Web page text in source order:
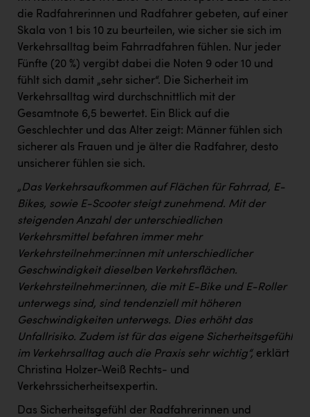
die Radfahrerinnen und Radfahrer gebeten, auf einer
Skala von 1 bis 10 zu beurteilen, wie sicher sie sich im
Verkehrsalltag beim Fahrradfahren fühlen. Nur jeder
Fünfte (20 %) vergibt dabei die Noten 9 oder 10 und
fühlt sich damit „sehr sicher“. Die Sicherheit im
Verkehrsalltag wird durchschnittlich mit der
Gesamtnote 6,5 bewertet. Ein Blick auf die
Geschlechter und das Alter zeigt: Männer fühlen sich
sicherer als Frauen und je älter die Radfahrer, desto
unsicherer fühlen sie sich.
„Das Verkehrsaufkommen auf Flächen für Fahrrad, E-
Bikes, sowie E-Scooter steigt zunehmend. Mit der
steigenden Anzahl der unterschiedlichen
Verkehrsmittel befahren immer mehr
Verkehrsteilnehmer:innen mit unterschiedlicher
Geschwindigkeit dieselben Verkehrsflächen.
Verkehrsteilnehmer:innen, die mit E-Bike und E-Roller
unterwegs sind, sind tendenziell mit höheren
Geschwindigkeiten unterwegs. Dies erhöht das
Unfallrisiko. Zudem ist für das eigene Sicherheitsgefühl
im Verkehrsalltag auch die Praxis sehr wichtig“, erklärt
Christina Holzer-Weiß Rechts- und
Verkehrssicherheitsexpertin.
Das Sicherheitsgefühl der Radfahrerinnen und